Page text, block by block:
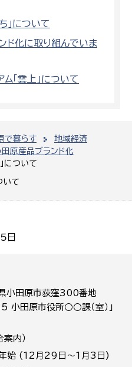
で暮らす
地域経済
田原産品ブランド化
について
いて
日
」について
ド化に取り組んでいま
「雲上」について
田原市荻窪300番地
田原市役所○○課（室）」
内）
年始 (12月29日～1月3日)